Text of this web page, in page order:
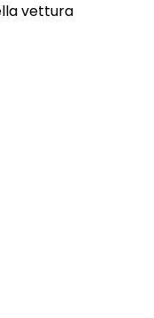
vettura